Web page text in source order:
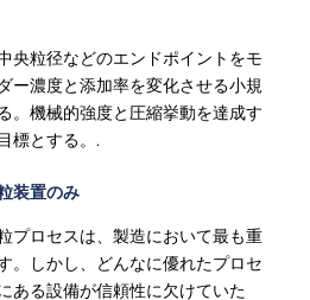
央粒径などのエンドポイントをモ
ー濃度と添加率を変化させる小規
。機械的強度と圧縮挙動を達成す
標とする。.
装置のみ
プロセスは、製造において最も重
。しかし、どんなに優れたプロセ
ある設備が信頼性に欠けていた